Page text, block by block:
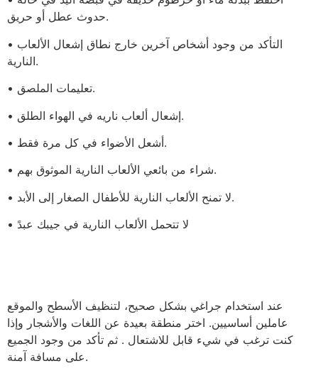
حدوث عطل أو حريق.
• التأكد من وجود أشخاص آخرين خارج نطاق إشعال الألعاب
النارية.
• تعليمات الملصق.
• إشعال ألعاب ناريه في الهواء الطلق.
• أشعل الأضواء في كل مرة فقط.
• شراء من بائعي الألعاب النارية الموثوق بهم.
• لا تمنح الألعاب النارية للأطفال الصغار إلى الأبد.
• لا تتحمل الألعاب النارية في جيبك عبدً
عند استخدام جراغي بشكل صحيح، لتنظيف الأسطح والموقع
عاملين أساسيين. اختر منطقة بعيدة عن اللغات والأشجار وإذا
كنت ترغب في شيء قابل للاشتعال . ثم تأكد من وجود الجميع
على مسافة آمنة.